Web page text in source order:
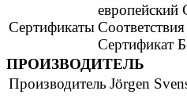
Сертификаты
европейский
Сертификат
ПРОИЗВОДИТЕЛЬ
Производитель Jörgen